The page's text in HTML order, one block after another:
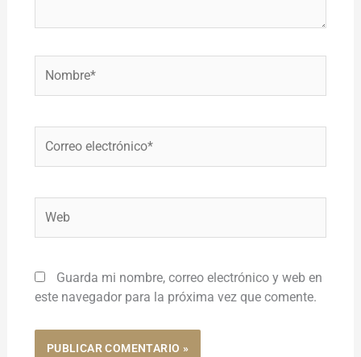
electrónico*
Guarda mi nombre, correo electrónico y web en
este navegador para la próxima vez que comente.